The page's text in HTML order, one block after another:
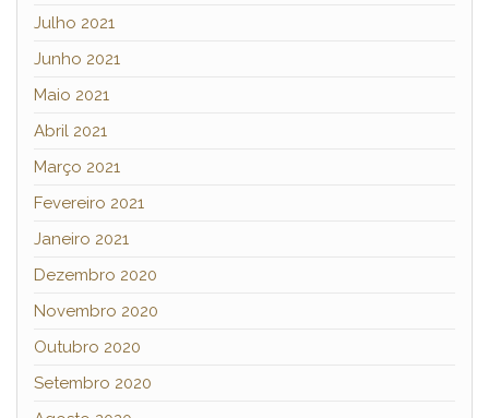
Julho 2021
Junho 2021
Maio 2021
Abril 2021
Março 2021
Fevereiro 2021
Janeiro 2021
Dezembro 2020
Novembro 2020
Outubro 2020
Setembro 2020